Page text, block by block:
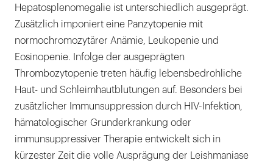
Hepatosplenomegalie ist unterschiedlich ausgeprägt.
Zusätzlich imponiert eine Panzytopenie mit
normochromozytärer Anämie, Leukopenie und
Eosinopenie. Infolge der ausgeprägten
Thrombozytopenie treten häufig lebensbedrohliche
Haut- und Schleimhautblutungen auf. Besonders bei
zusätzlicher Immunsuppression durch HIV-Infektion,
hämatologischer Grunderkrankung oder
immunsuppressiver Therapie entwickelt sich in
kürzester Zeit die volle Ausprägung der Leishmaniase